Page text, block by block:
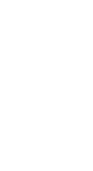
und COC Eintrag